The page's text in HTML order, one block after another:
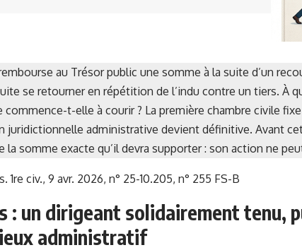
au Trésor public une somme à la suite d’un
se retourner en répétition de l’indu contre un tiers. À
commence-t-elle à courir ? La première chambre civile
juridictionnelle administrative devient définitive. Avant
la somme exacte qu’il devra supporter : son action ne
1re civ., 9 avr. 2026, n° 25-10.205, n° 255 FS-B
: un dirigeant solidairement tenu,
administratif